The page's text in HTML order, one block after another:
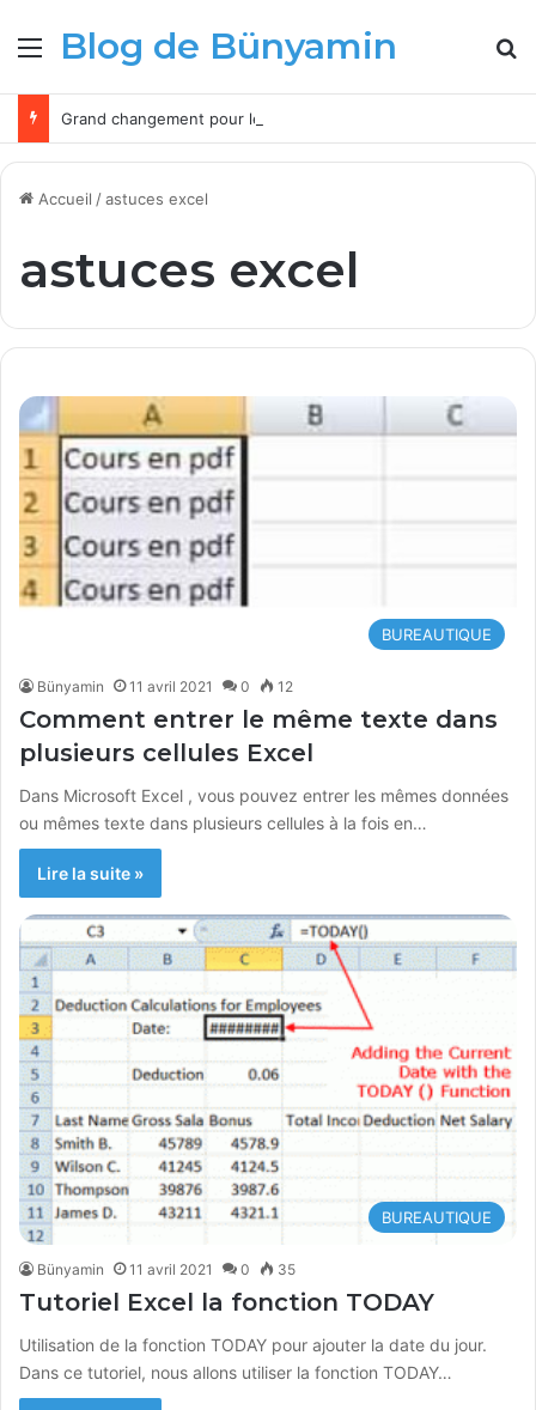
Menu
Blog de Bünyamin
Accueil /astuces excel
astuces excel
BUREAUTIQUE
Bünyamin 11 avril 2021 0 12
Comment entrer le même texte dans
plusieurs cellules Excel
Dans Microsoft Excel , vous pouvez entrer les mêmes données
ou mêmes texte dans plusieurs cellules à la fois en…
Lire la suite »
BUREAUTIQUE
Bünyamin 11 avril 2021 0 35
Tutoriel Excel la fonction TODAY
Utilisation de la fonction TODAY pour ajouter la date du jour.
Dans ce tutoriel, nous allons utiliser la fonction TODAY…